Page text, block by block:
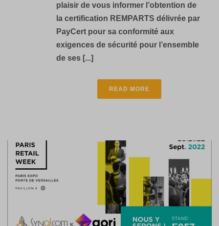
plaisir de vous informer l’obtention de
la certification REMPARTS délivrée par
PayCert pour sa conformité aux
exigences de sécurité pour l’ensemble
de ses [...]
READ MORE